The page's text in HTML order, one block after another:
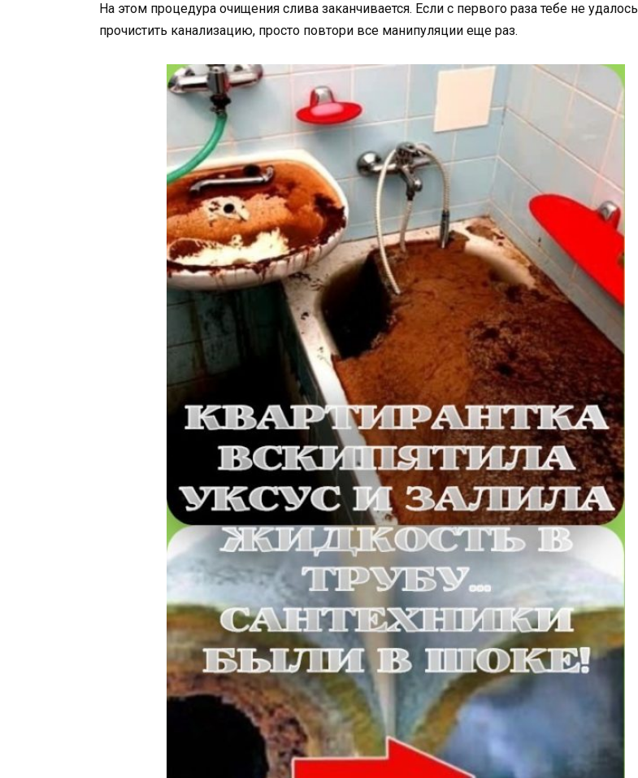
На этом процедура очищения слива заканчивается. Если с первого раза тебе не удалось
прочистить канализацию, просто повтори все манипуляции еще раз.